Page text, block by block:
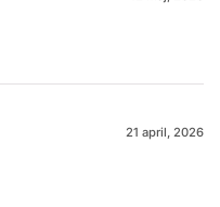
21 april, 2026